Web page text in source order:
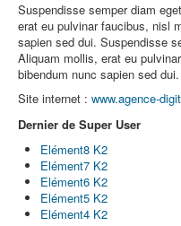
Suspendisse semper diam
erat eu pulvinar faucibus, nisl
sapien sed dui. Suspendisse
Aliquam mollis, erat eu
bibendum nunc sapien sed dui.
Site internet : www.agence-
Dernier de Super User
Elément8 K2
Elément7 K2
Elément6 K2
Elément5 K2
Elément4 K2